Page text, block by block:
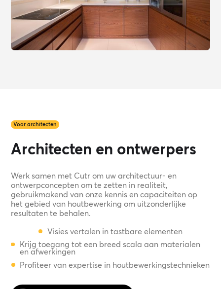
Voor architecten
Architecten en ontwerpers
Werk samen met Cutr om uw architectuur- en
ontwerpconcepten om te zetten in realiteit,
gebruikmakend van onze kennis en capaciteiten op
het gebied van houtbewerking om uitzonderlijke
resultaten te behalen.
Visies vertalen in tastbare elementen
Krijg toegang tot een breed scala aan materialen
en afwerkingen
Profiteer van expertise in houtbewerkingstechnieken